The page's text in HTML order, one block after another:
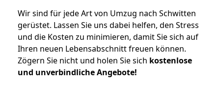
Wir sind für jede Art von Umzug nach Schwitten
gerüstet. Lassen Sie uns dabei helfen, den Stress
und die Kosten zu minimieren, damit Sie sich auf
Ihren neuen Lebensabschnitt freuen können.
Zögern Sie nicht und holen Sie sich kostenlose
und unverbindliche Angebote!